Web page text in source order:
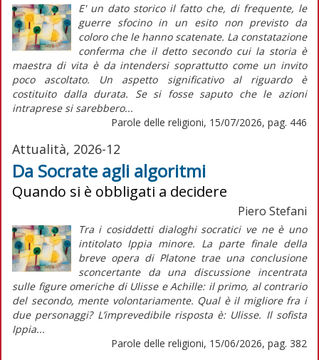
E' un dato storico il fatto che, di frequente, le
guerre sfocino in un esito non previsto da
coloro che le hanno scatenate. La constatazione
conferma che il detto secondo cui la storia è
maestra di vita è da intendersi soprattutto come un invito
poco ascoltato. Un aspetto significativo al riguardo è
costituito dalla durata. Se si fosse saputo che le azioni
intraprese si sarebbero...
Parole delle religioni, 15/07/2026, pag. 446
Attualità, 2026-12
Da Socrate agli algoritmi
Quando si è obbligati a decidere
Piero Stefani
Tra i cosiddetti dialoghi socratici ve ne è uno
intitolato Ippia minore. La parte finale della
breve opera di Platone trae una conclusione
sconcertante da una discussione incentrata
sulle figure omeriche di Ulisse e Achille: il primo, al contrario
del secondo, mente volontariamente. Qual è il migliore fra i
due personaggi? L’imprevedibile risposta è: Ulisse. Il sofista
Ippia...
Parole delle religioni, 15/06/2026, pag. 382